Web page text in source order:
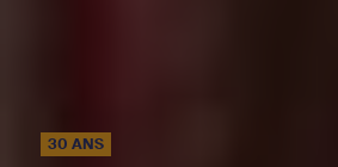
30 ANS